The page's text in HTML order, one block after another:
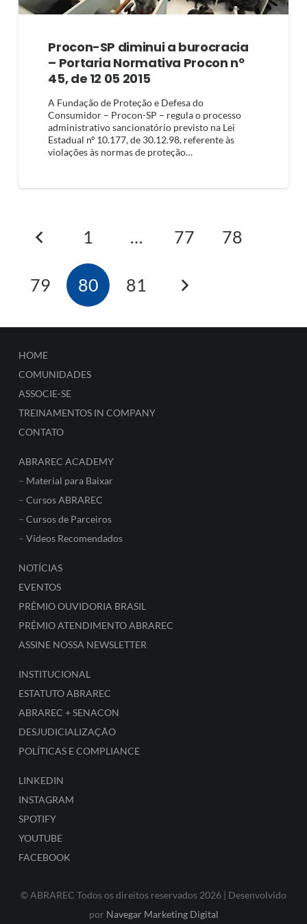
Procon-SP diminui a burocracia
– Portaria Normativa Procon nº
45, de 12 05 2015
A Fundação de Proteção e Defesa do
Consumidor – Procon-SP – regula o processo
administrativo sancionatório previsto na Lei
Estadual nº 10.177, de 30.12.98, referente às
violações às normas de proteção…
1 … 77 78
79 80 81
HOME
COMUNIDADES
ASSOCIE-SE
TREINAMENTOS IN COMPANY
CONTATO
ABRAREC ACADEMY
– Material para Baixar
– Cursos ABRAREC
– Cursos de Parceiros
– Vídeos Recomendados
NOTÍCIAS
EVENTOS
PRÊMIO OUVIDORIA BRASIL
PRÊMIO ATENDIMENTO ABRAREC
ASSINE NOSSA NEWSLETTER
INSTITUCIONAL
ESTATUTO ABRAREC
ABRAREC + SENACON
DESJUDICIALIZAÇÃO
POLÍTICAS E COMPLIANCE
LINKEDIN
INSTAGRAM
SPOTIFY
YOUTUBE
FACEBOOK
© ABRAREC Todos os direitos reservados 2026 | Desenvolvido
por Navegar Marketing Digital